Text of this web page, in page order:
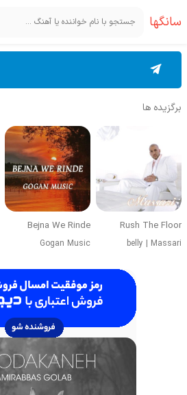
سانگها
برگزیده ها
Rush The Floor
belly | Massari
Bejna We Rinde
Gogan Music